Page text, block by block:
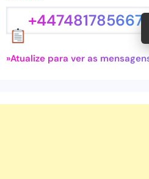
+447481785667
»Atualize para ver as